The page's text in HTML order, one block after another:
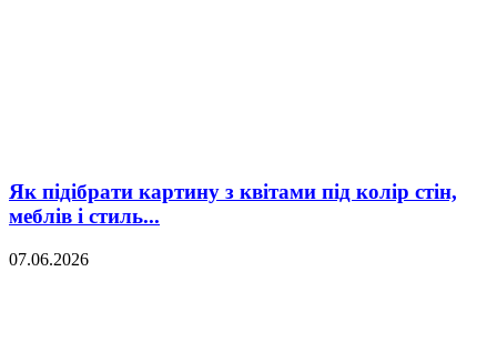
Як підібрати картину з квітами під колір стін,
меблів і стиль...
07.06.2026